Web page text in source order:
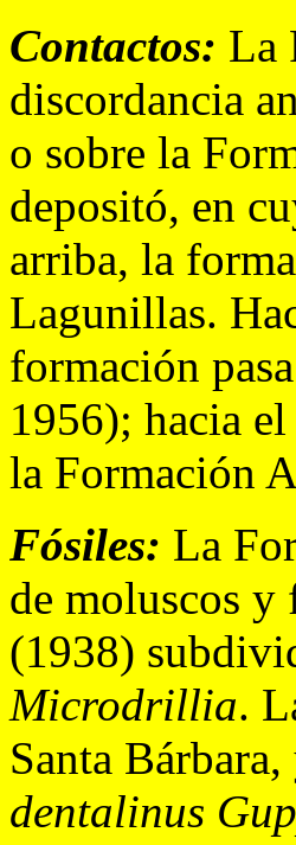
Contactos: La
discordancia
o sobre la
depositó, en
arriba, la
Lagunillas.
formación
1956); hacia
la Formación
Fósiles: La
de moluscos
(1938)
Microdrillia.
Santa
dentalinus